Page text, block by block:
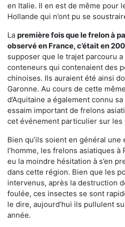
en Italie. Il en est de même pour
Hollande qui n’ont pu se
La première fois que le frelon à
observé en France, c’était en
supposer que le trajet parcouru
conteneurs qui contenaient des
chinoises. Ils auraient été ainsi
Garonne. Au cours de cette
d’Aquitaine a également connu
essaim important de frelons
cet événement particulier sur
Bien qu’ils soient en général
l’homme, les frelons asiatiques à
eu la moindre hésitation à s’en
dans cette région. Bien que les
intervenus, après la destruction
foulée, ces insectes se sont
le dire, aujourd’hui ils pullulent
année.